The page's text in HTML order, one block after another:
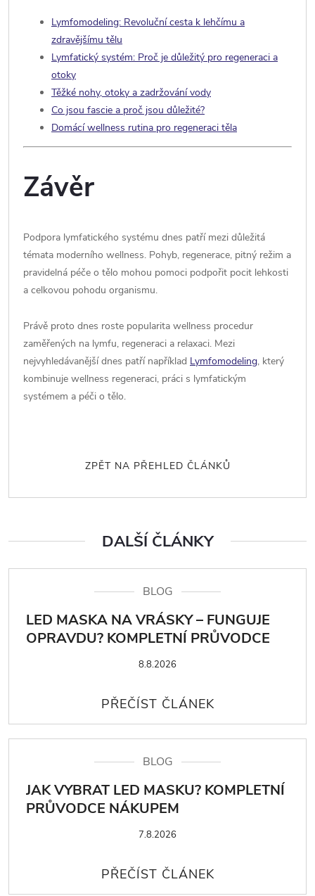
Lymfomodeling: Revoluční cesta k lehčímu a
zdravějšímu tělu
Lymfatický systém: Proč je důležitý pro regeneraci a
otoky
Těžké nohy, otoky a zadržování vody
Co jsou fascie a proč jsou důležité?
Domácí wellness rutina pro regeneraci těla
Závěr
Podpora lymfatického systému dnes patří mezi důležitá
témata moderního wellness. Pohyb, regenerace, pitný režim a
pravidelná péče o tělo mohou pomoci podpořit pocit lehkosti
a celkovou pohodu organismu.
Právě proto dnes roste popularita wellness procedur
zaměřených na lymfu, regeneraci a relaxaci. Mezi
nejvyhledávanější dnes patří například Lymfomodeling, který
kombinuje wellness regeneraci, práci s lymfatickým
systémem a péči o tělo.
ZPĚT NA PŘEHLED ČLÁNKŮ
DALŠÍ ČLÁNKY
BLOG
LED MASKA NA VRÁSKY – FUNGUJE
OPRAVDU? KOMPLETNÍ PRŮVODCE
8.8.2026
BLOG
JAK VYBRAT LED MASKU? KOMPLETNÍ
PRŮVODCE NÁKUPEM
7.8.2026